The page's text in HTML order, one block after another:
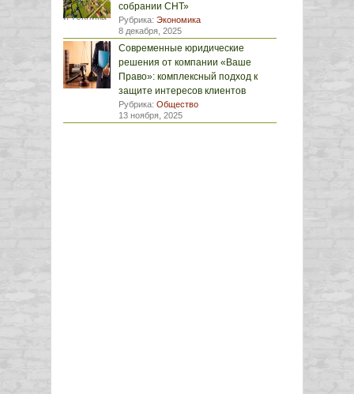
собрании СНТ»
Рубрика: Экономика
8 декабря, 2025
Современные юридические
решения от компании «Ваше
Право»: комплексный подход к
защите интересов клиентов
Рубрика: Общество
13 ноября, 2025